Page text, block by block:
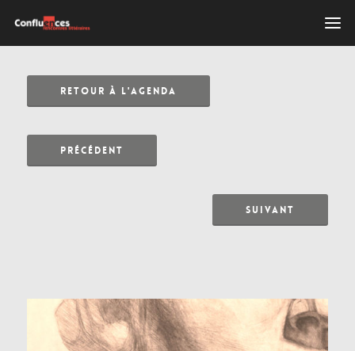
RETOUR À L'AGENDA
PRÉCÉDENT
SUIVANT